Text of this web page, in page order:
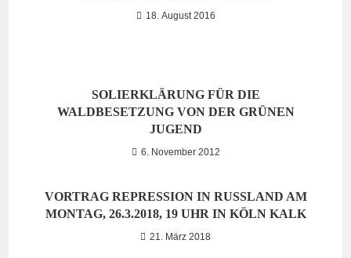
18. August 2016
SOLIERKLÄRUNG FÜR DIE
WALDBESETZUNG VON DER GRÜNEN
JUGEND
6. November 2012
VORTRAG REPRESSION IN RUSSLAND AM
MONTAG, 26.3.2018, 19 UHR IN KÖLN KALK
21. März 2018